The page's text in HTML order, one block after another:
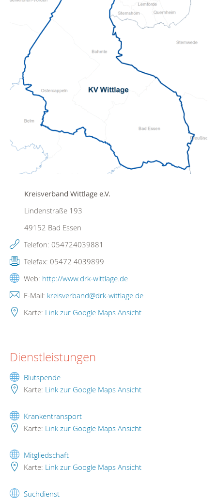
Kreisverband Wittlage e.V.
Lindenstraße 193
49152 Bad Essen
Telefon: 054724039881
Telefax: 05472 4039899
Web: http://www.drk-wittlage.de
E-Mail: kreisverband@drk-wittlage.de
Karte: Link zur Google Maps Ansicht
Dienstleistungen
Blutspende
Karte: Link zur Google Maps Ansicht
Krankentransport
Karte: Link zur Google Maps Ansicht
Mitgliedschaft
Karte: Link zur Google Maps Ansicht
Suchdienst